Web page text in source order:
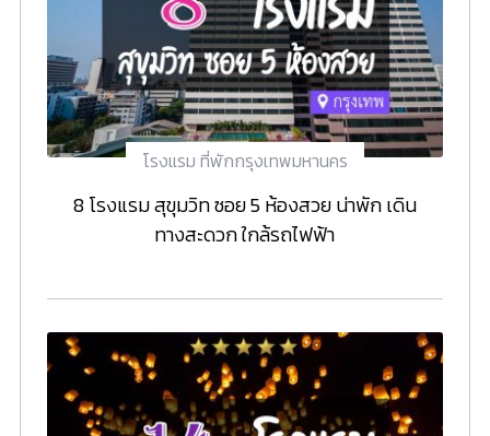
โรงแรม ที่พักกรุงเทพมหานคร
8 โรงแรม สุขุมวิท ซอย 5 ห้องสวย น่าพัก เดิน
ทางสะดวก ใกล้รถไฟฟ้า